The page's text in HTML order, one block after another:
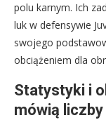
polu karnym. Ich
luk w defensywie
swojego
obciążeniem dla
Statystyki i
mówią